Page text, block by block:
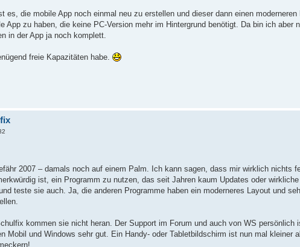
es, die mobile App noch einmal neu zu erstellen und dieser dann einen
App zu haben, die keine PC-Version mehr im Hintergrund benötigt. Da bin ich aber
in der App ja noch komplett.
freie Kapazitäten habe.
2007 – damals noch auf einem Palm. Ich kann sagen, dass mir wirklich nichts
ist, ein Programm zu nutzen, das seit Jahren kaum Updates oder
teste sie auch. Ja, die anderen Programme haben ein moderneres Layout und
kommen sie nicht heran. Der Support im Forum und auch von WS
Mobil und Windows sehr gut. Ein Handy- oder Tabletbildschirm ist nun mal kleiner